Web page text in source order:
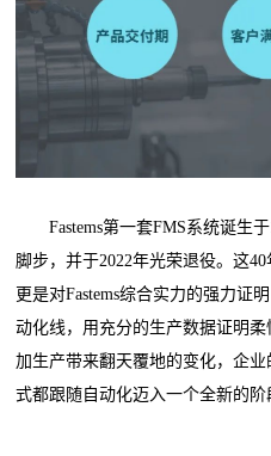
Fastems第一套FMS系统诞生于
脚步，并于2022年光荣退役。这
更是对Fastems综合实力的强力证
动化线，用充分的生产数据证明
加生产带来翻天覆地的变化，企
式都跟随自动化迈入一个全新的阶